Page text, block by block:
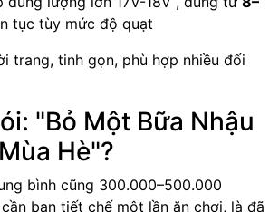
tục tùy mức độ quạt
trang, tinh gọn, phù hợp nhiều đối
"Bỏ Một Bữa Nhậu
Hè"?
bình cũng 300.000–500.000
bạn tiết chế một lần ăn chơi, là đã